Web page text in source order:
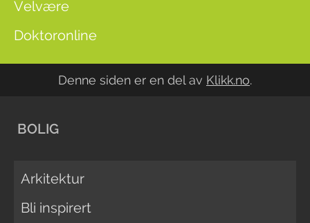
Velvære
Doktoronline
Denne siden er en del av Klikk.no.
BOLIG
Arkitektur
Bli inspirert